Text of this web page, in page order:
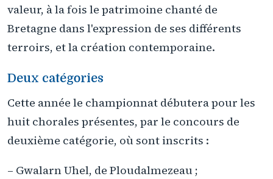
valeur, à la fois le patrimoine chanté de
Bretagne dans l'expression de ses différents
terroirs, et la création contemporaine.
Deux catégories
Cette année le championnat débutera pour les
huit chorales présentes, par le concours de
deuxième catégorie, où sont inscrits :
– Gwalarn Uhel, de Ploudalmezeau ;